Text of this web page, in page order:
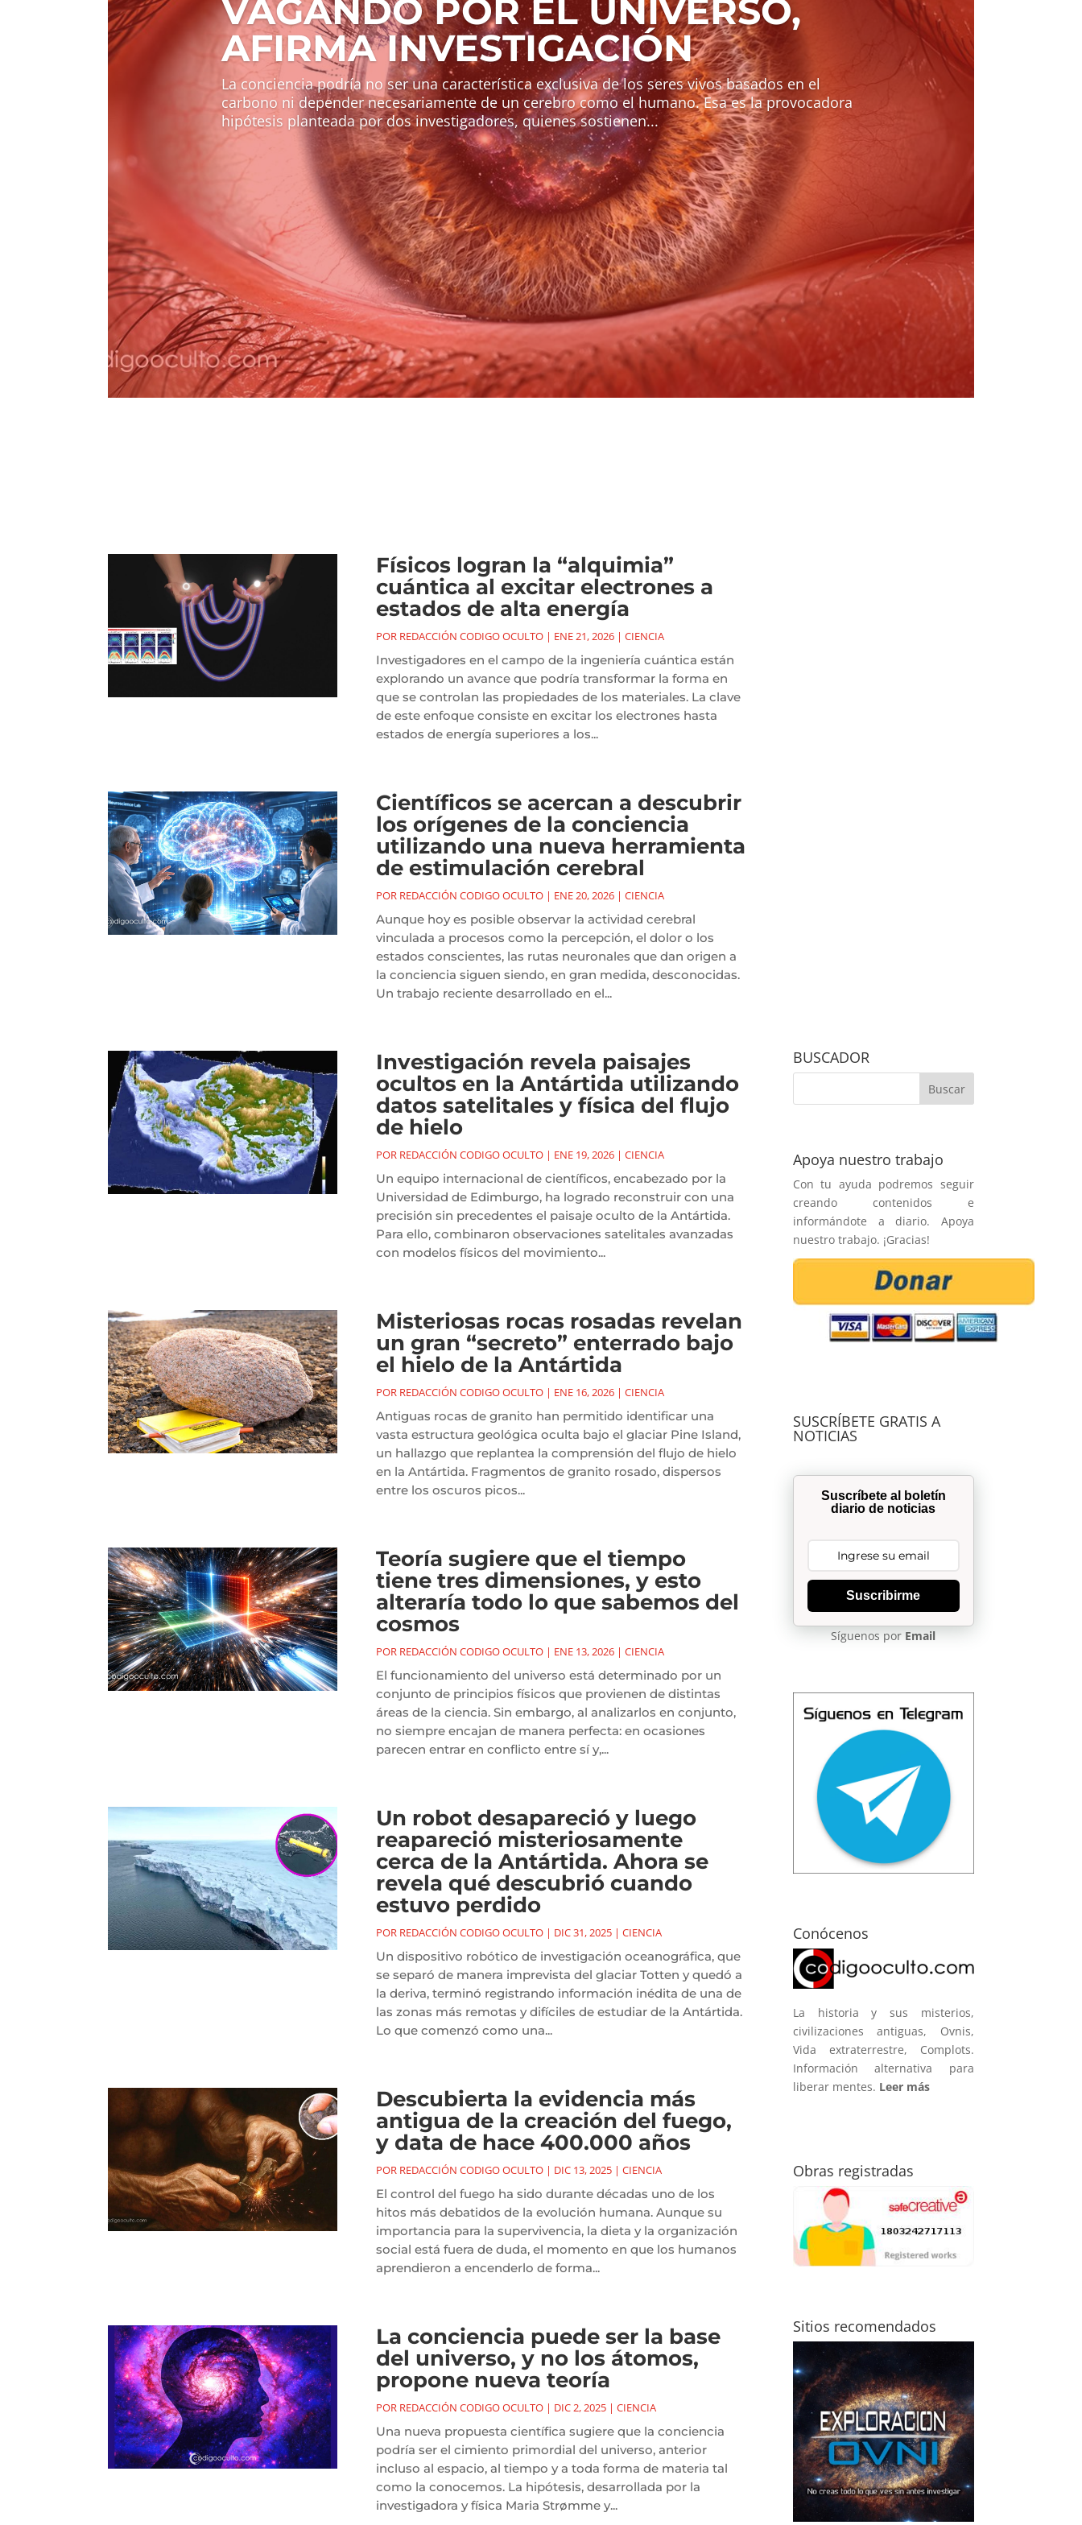
VAGANDO POR EL UNIVERSO,
AFIRMA INVESTIGACIÓN
La conciencia podría no ser una característica exclusiva de los seres vivos basados en el
carbono ni depender necesariamente de un cerebro como el humano. Esa es la provocadora
hipótesis planteada por dos investigadores, quienes sostienen...
Físicos logran la “alquimia”
cuántica al excitar electrones a
estados de alta energía
POR REDACCIÓN CODIGO OCULTO| ENE 21, 2026| CIENCIA
Investigadores en el campo de la ingeniería cuántica están
explorando un avance que podría transformar la forma en
que se controlan las propiedades de los materiales. La clave
de este enfoque consiste en excitar los electrones hasta
estados de energía superiores a los...
Científicos se acercan a descubrir
los orígenes de la conciencia
utilizando una nueva herramienta
de estimulación cerebral
POR REDACCIÓN CODIGO OCULTO| ENE 20, 2026| CIENCIA
Aunque hoy es posible observar la actividad cerebral
vinculada a procesos como la percepción, el dolor o los
estados conscientes, las rutas neuronales que dan origen a
la conciencia siguen siendo, en gran medida, desconocidas.
Un trabajo reciente desarrollado en el...
Investigación revela paisajes
ocultos en la Antártida utilizando
datos satelitales y física del flujo
de hielo
POR REDACCIÓN CODIGO OCULTO| ENE 19, 2026| CIENCIA
Un equipo internacional de científicos, encabezado por la
Universidad de Edimburgo, ha logrado reconstruir con una
precisión sin precedentes el paisaje oculto de la Antártida.
Para ello, combinaron observaciones satelitales avanzadas
con modelos físicos del movimiento...
Misteriosas rocas rosadas revelan
un gran “secreto” enterrado bajo
el hielo de la Antártida
POR REDACCIÓN CODIGO OCULTO| ENE 16, 2026| CIENCIA
Antiguas rocas de granito han permitido identificar una
vasta estructura geológica oculta bajo el glaciar Pine Island,
un hallazgo que replantea la comprensión del flujo de hielo
en la Antártida. Fragmentos de granito rosado, dispersos
entre los oscuros picos...
Teoría sugiere que el tiempo
tiene tres dimensiones, y esto
alteraría todo lo que sabemos del
cosmos
POR REDACCIÓN CODIGO OCULTO| ENE 13, 2026| CIENCIA
El funcionamiento del universo está determinado por un
conjunto de principios físicos que provienen de distintas
áreas de la ciencia. Sin embargo, al analizarlos en conjunto,
no siempre encajan de manera perfecta: en ocasiones
parecen entrar en conflicto entre sí y,...
Un robot desapareció y luego
reapareció misteriosamente
cerca de la Antártida. Ahora se
revela qué descubrió cuando
estuvo perdido
POR REDACCIÓN CODIGO OCULTO| DIC 31, 2025| CIENCIA
Un dispositivo robótico de investigación oceanográfica, que
se separó de manera imprevista del glaciar Totten y quedó a
la deriva, terminó registrando información inédita de una de
las zonas más remotas y difíciles de estudiar de la Antártida.
Lo que comenzó como una...
Descubierta la evidencia más
antigua de la creación del fuego,
y data de hace 400.000 años
POR REDACCIÓN CODIGO OCULTO| DIC 13, 2025| CIENCIA
El control del fuego ha sido durante décadas uno de los
hitos más debatidos de la evolución humana. Aunque su
importancia para la supervivencia, la dieta y la organización
social está fuera de duda, el momento en que los humanos
aprendieron a encenderlo de forma...
La conciencia puede ser la base
del universo, y no los átomos,
propone nueva teoría
POR REDACCIÓN CODIGO OCULTO| DIC 2, 2025| CIENCIA
Una nueva propuesta científica sugiere que la conciencia
podría ser el cimiento primordial del universo, anterior
incluso al espacio, al tiempo y a toda forma de materia tal
como la conocemos. La hipótesis, desarrollada por la
investigadora y física Maria Strømme y...
BUSCADOR
Apoya nuestro trabajo
Con tu ayuda podremos seguir
creando contenidos e
informándote a diario. Apoya
nuestro trabajo. ¡Gracias!
SUSCRÍBETE GRATIS A
NOTICIAS
Suscríbete al boletín
diario de noticias
Suscribirme
Síguenos por Email
Conócenos
La historia y sus misterios,
civilizaciones antiguas, Ovnis,
Vida extraterrestre, Complots.
Información alternativa para
liberar mentes. Leer más
Obras registradas
Sitios recomendados